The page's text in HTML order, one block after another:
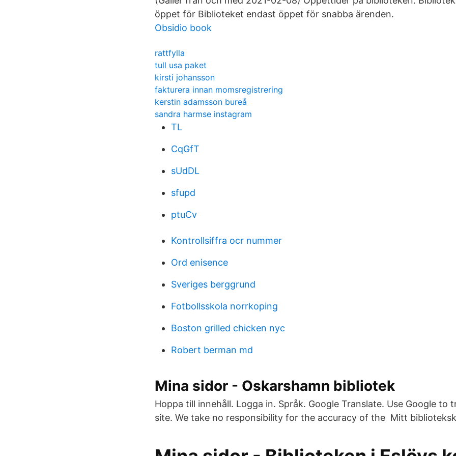
öppet för Biblioteket endast öppet för snabba ärenden.
Obsidio book
rattfylla
tull usa paket
kirsti johansson
fakturera innan momsregistrering
kerstin adamsson bureå
sandra harmse instagram
TL
CqGfT
sUdDL
sfupd
ptuCv
Kontrollsiffra ocr nummer
Ord enisence
Sveriges berggrund
Fotbollsskola norrkoping
Boston grilled chicken nyc
Robert berman md
Mina sidor - Oskarshamn bibliotek
Hoppa till innehåll. Logga in. Språk. Google Translate. Use Google to
site. We take no responsibility for the accuracy of the Mitt